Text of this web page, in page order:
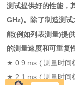
测试提供好的性能，
GHz)。除了制造测
能(例如列表测量)提供
的测量速度和可重复
★ 0.9 ms ( 测量时间
★ 2.1 ms ( 测量时间